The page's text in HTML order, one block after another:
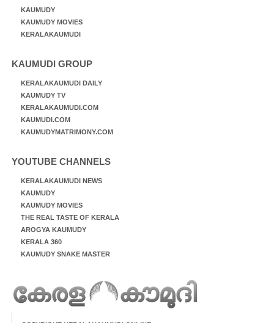
KAUMUDY
KAUMUDY MOVIES
KERALAKAUMUDI
KAUMUDI GROUP
KERALAKAUMUDI DAILY
KAUMUDY TV
KERALAKAUMUDI.COM
KAUMUDI.COM
KAUMUDYMATRIMONY.COM
YOUTUBE CHANNELS
KERALAKAUMUDI NEWS
KAUMUDY
KAUMUDY MOVIES
THE REAL TASTE OF KERALA
AROGYA KAUMUDY
KERALA 360
KAUMUDY SNAKE MASTER